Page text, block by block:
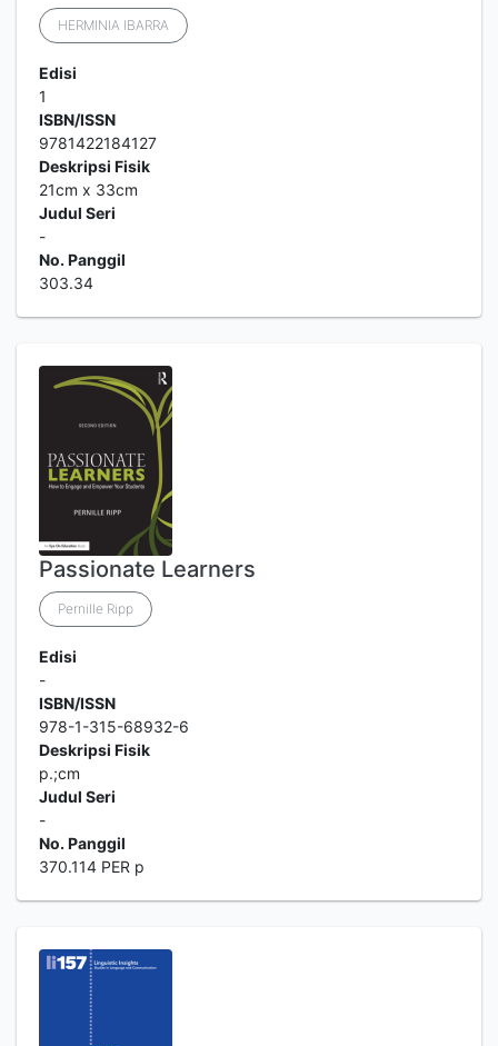
HERMINIA IBARRA
Edisi
1
ISBN/ISSN
9781422184127
Deskripsi Fisik
21cm x 33cm
Judul Seri
-
No. Panggil
303.34
Passionate Learners
Pernille Ripp
Edisi
-
ISBN/ISSN
978-1-315-68932-6
Deskripsi Fisik
p.;cm
Judul Seri
-
No. Panggil
370.114 PER p